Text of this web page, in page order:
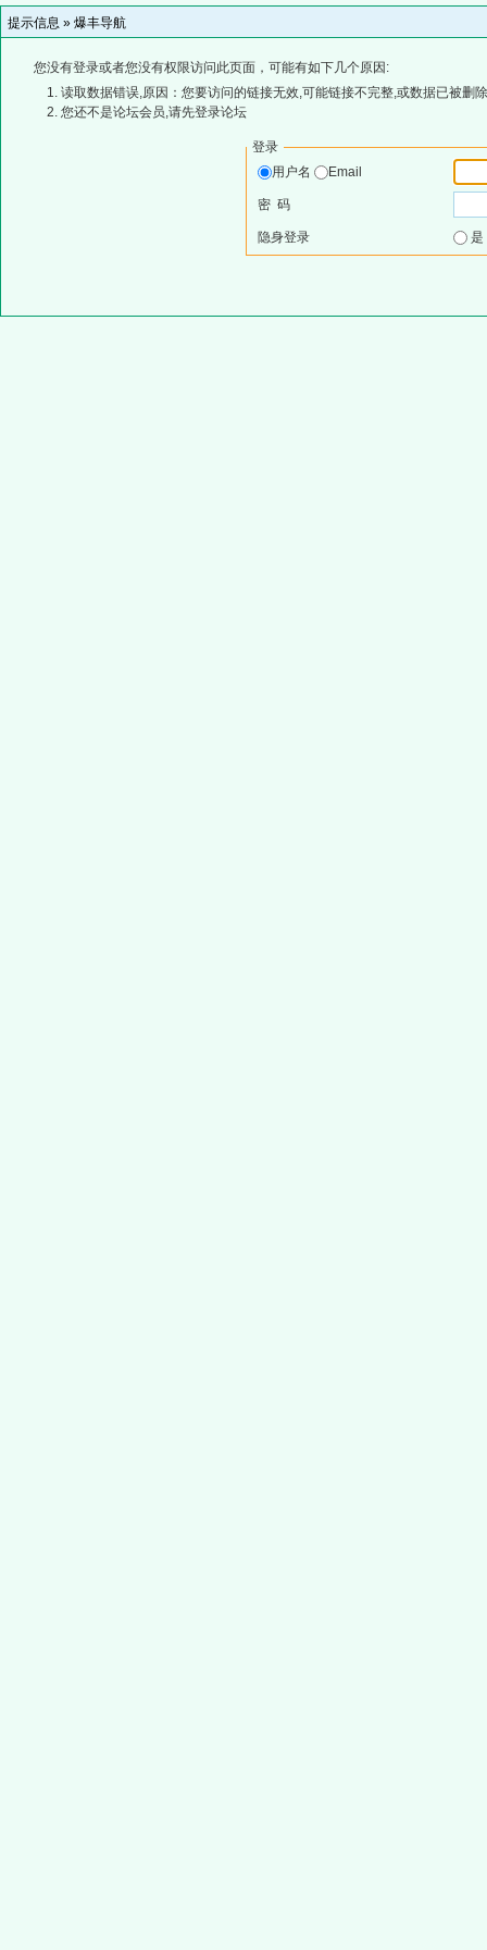
提示信息 » 爆丰导航
您没有登录或者您没有权限访问此页面，可能有如下几个原因:
读取数据错误,原因：您要访问的链接无效,可能链接不完整,或数据已被删
您还不是论坛会员,请先登录论坛
登录
用户名
Email
密 码
隐身登录